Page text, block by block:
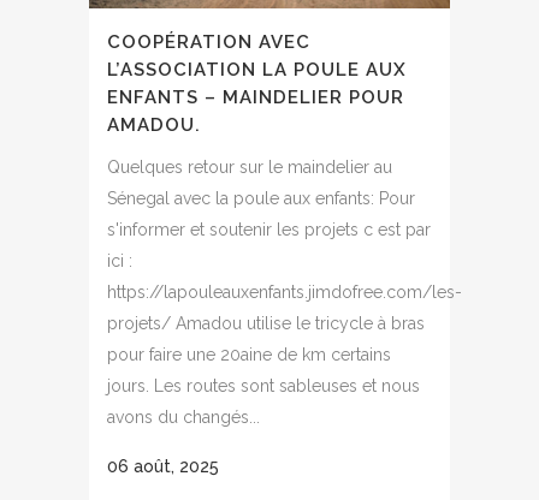
COOPÉRATION AVEC
L’ASSOCIATION LA POULE AUX
ENFANTS – MAINDELIER POUR
AMADOU.
Quelques retour sur le maindelier au
Sénegal avec la poule aux enfants: Pour
s'informer et soutenir les projets c est par
ici :
https://lapouleauxenfants.jimdofree.com/les-
projets/ Amadou utilise le tricycle à bras
pour faire une 20aine de km certains
jours. Les routes sont sableuses et nous
avons du changés...
06 août, 2025